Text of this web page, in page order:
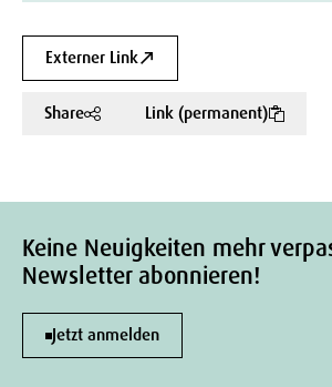
Externer Link
Share Link (permanent)
Keine Neuigkeiten mehr
Newsletter abonnieren!
Jetzt anmelden